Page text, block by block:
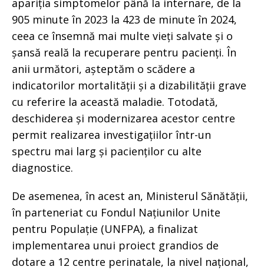
905 minute în 2023 la 423 de minute în 2024,
ceea ce însemnă mai multe vieți salvate și o
șansă reală la recuperare pentru pacienți. În
anii următori, așteptăm o scădere a
indicatorilor mortalității și a dizabilității grave
cu referire la această maladie. Totodată,
deschiderea și modernizarea acestor centre
permit realizarea investigațiilor într-un
spectru mai larg și pacienților cu alte
diagnostice.
De asemenea, în acest an, Ministerul Sănătății,
în parteneriat cu Fondul Națiunilor Unite
pentru Populație (UNFPA), a finalizat
implementarea unui proiect grandios de
dotare a 12 centre perinatale, la nivel național,